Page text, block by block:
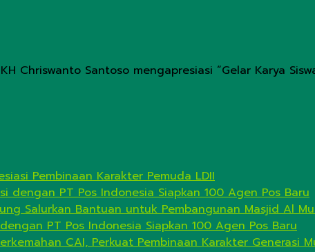
Chriswanto Santoso mengapresiasi “Gelar Karya
Pembinaan Karakter Pemuda LDII
dengan PT Pos Indonesia Siapkan 100 Agen Pos Baru
Salurkan Bantuan untuk Pembangunan Masjid Al
PT Pos Indonesia Siapkan 100 Agen Pos Baru
CAI, Perkuat Pembinaan Karakter Generasi